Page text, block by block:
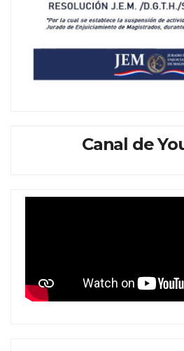
Canal de